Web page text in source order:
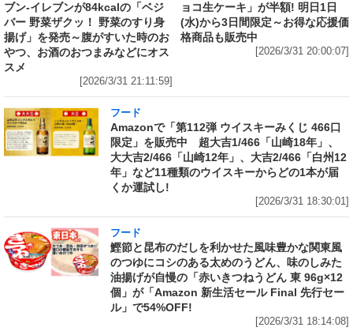
ブン‐イレブンが84kcalの「ベジ
バー 野菜ザクッ！ 野菜のすり身
揚げ」を発売～腹がすいた時のお
やつ、お酒のおつまみなどにオス
スメ
[2026/3/31 21:11:59]
ョコ生ケーキ」が半額! 明日1日
(水)から3日間限定～お得な応援価
格商品も販売中
[2026/3/31 20:00:07]
フード
Amazonで「第112弾 ウイスキーみくじ 466口
限定」を販売中 超大吉1/466「山崎18年」、
大大吉2/466「山崎12年」、大吉2/466「白州12
年」など11種類のウイスキーからどの1本が届
くか運試し!
[2026/3/31 18:30:01]
フード
鰹節と昆布のだしを利かせた風味豊かな関東風
のつゆにコシのある太めのうどん、味のしみた
油揚げが自慢の「赤いきつねうどん 東 96g×12
個」が「Amazon 新生活セール Final 先行セー
ル」で54%OFF!
[2026/3/31 18:14:08]